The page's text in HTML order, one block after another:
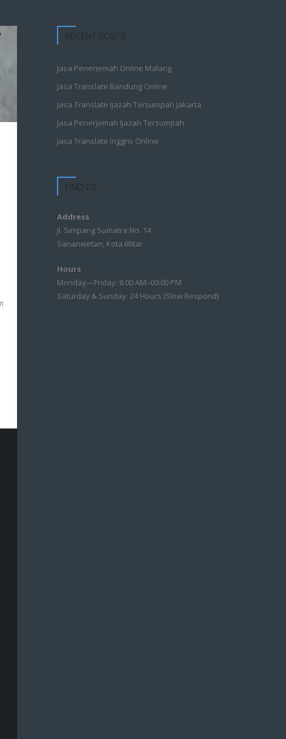
RECENT POSTS
Jasa Penerjemah Online Malang
Jasa Translate Bandung Online
Jasa Translate Ijazah Tersumpah Jakarta
Jasa Penerjemah Ijazah Tersumpah
Jasa Translate Inggris Online
FIND US
Address
Jl. Simpang Sumatra No. 14
Sananwetan, Kota Blitar
Hours
Monday—Friday: 8:00 AM–00:00 PM
Saturday & Sunday: 24 Hours (Slow Respond)